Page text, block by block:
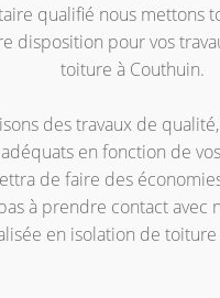
qualifié nous mettons
disposition pour vos
toiture à Couthuin.
des travaux de
en fonction de
de faire des
à prendre contact
en isolation de toiture